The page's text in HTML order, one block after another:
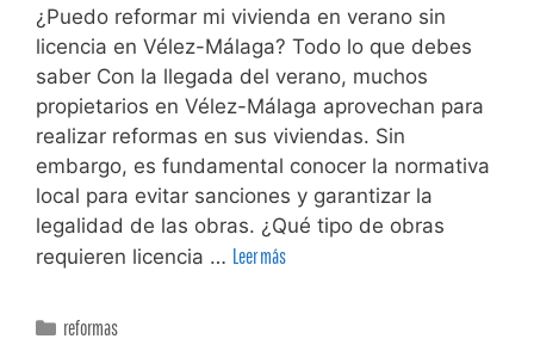
¿Puedo reformar mi vivienda en verano sin
licencia en Vélez-Málaga? Todo lo que debes
saber Con la llegada del verano, muchos
propietarios en Vélez-Málaga aprovechan para
realizar reformas en sus viviendas. Sin
embargo, es fundamental conocer la normativa
local para evitar sanciones y garantizar la
legalidad de las obras. ¿Qué tipo de obras
requieren licencia … Leer más
reformas